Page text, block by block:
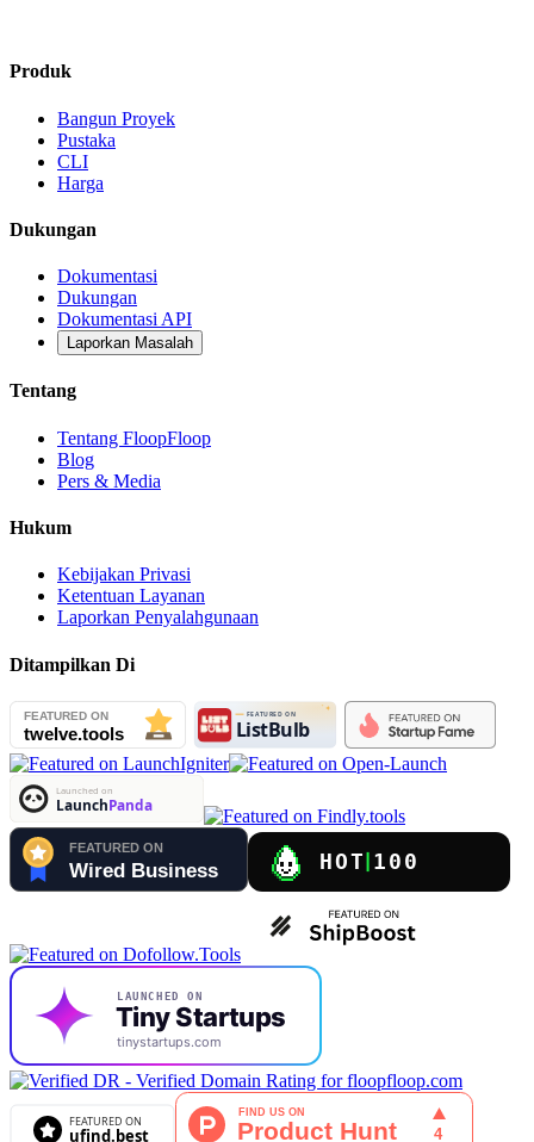
Produk
Bangun Proyek
Pustaka
CLI
Harga
Dukungan
Dokumentasi
Dukungan
Dokumentasi API
Laporkan Masalah
Tentang
Tentang FloopFloop
Blog
Pers & Media
Hukum
Kebijakan Privasi
Ketentuan Layanan
Laporkan Penyalahgunaan
Ditampilkan Di